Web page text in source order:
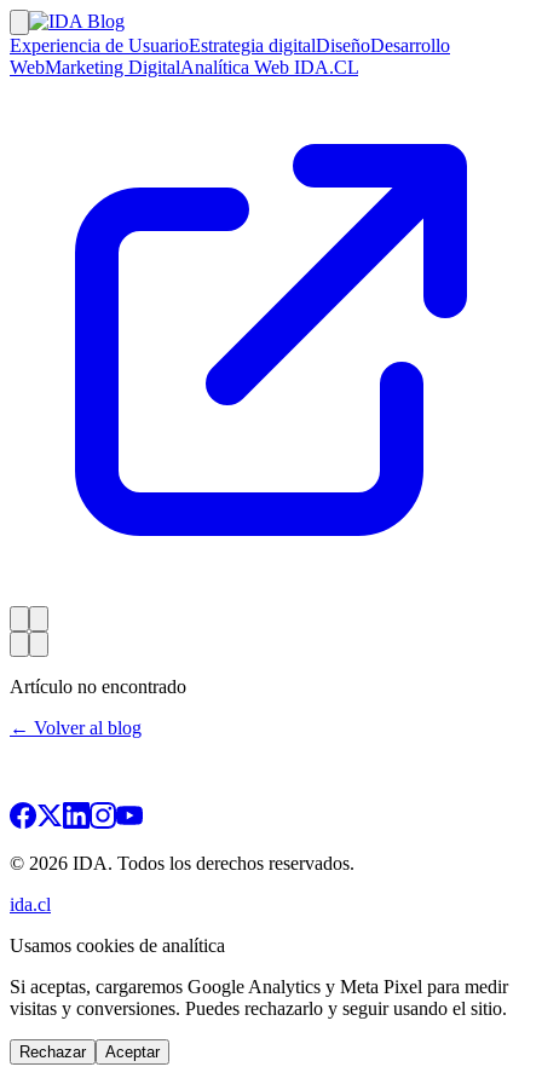
Experiencia de UsuarioEstrategia digitalDiseñoDesarrollo
WebMarketing DigitalAnalítica Web IDA.CL
Artículo no encontrado
← Volver al blog
© 2026 IDA. Todos los derechos reservados.
ida.cl
Usamos cookies de analítica
Si aceptas, cargaremos Google Analytics y Meta Pixel para medir
visitas y conversiones. Puedes rechazarlo y seguir usando el sitio.
Rechazar Aceptar